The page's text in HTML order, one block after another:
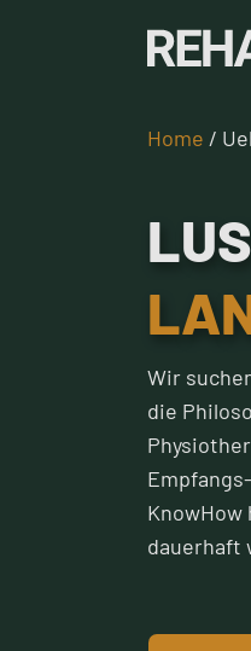
Home /
Wir
die
KnowHow
dauerhaft